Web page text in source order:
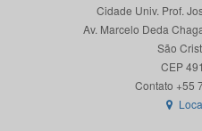
Cidade Univ. Prof.
Av. Marcelo Deda
São
CEP